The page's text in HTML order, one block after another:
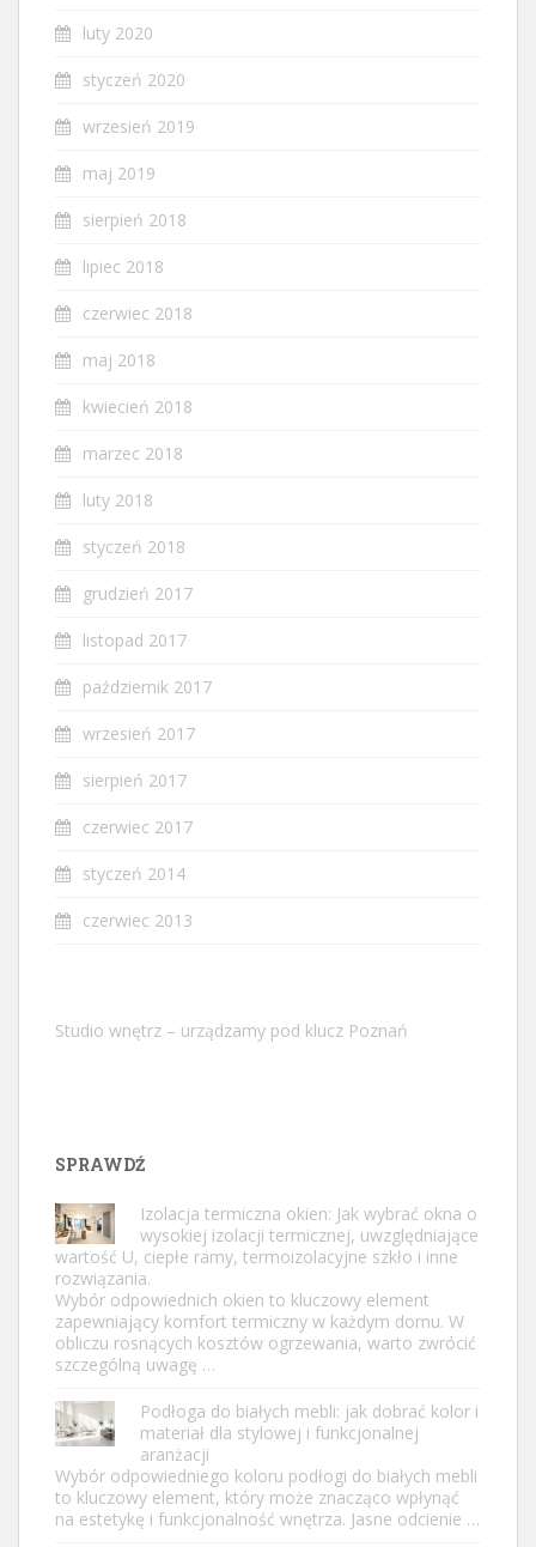
luty 2020
styczeń 2020
wrzesień 2019
maj 2019
sierpień 2018
lipiec 2018
czerwiec 2018
maj 2018
kwiecień 2018
marzec 2018
luty 2018
styczeń 2018
grudzień 2017
listopad 2017
październik 2017
wrzesień 2017
sierpień 2017
czerwiec 2017
styczeń 2014
czerwiec 2013
Studio wnętrz – urządzamy pod klucz Poznań
SPRAWDŹ
Izolacja termiczna okien: Jak wybrać okna o
wysokiej izolacji termicznej, uwzględniające
wartość U, ciepłe ramy, termoizolacyjne szkło i inne
rozwiązania.
Wybór odpowiednich okien to kluczowy element
zapewniający komfort termiczny w każdym domu. W
obliczu rosnących kosztów ogrzewania, warto zwrócić
szczególną uwagę …
Podłoga do białych mebli: jak dobrać kolor i
materiał dla stylowej i funkcjonalnej
aranżacji
Wybór odpowiedniego koloru podłogi do białych mebli
to kluczowy element, który może znacząco wpłynąć
na estetykę i funkcjonalność wnętrza. Jasne odcienie …